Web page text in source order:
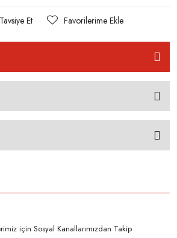
Tavsiye Et
için Sosyal Kanallarımızdan Takip